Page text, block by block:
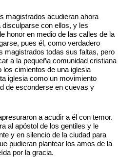
magistrados acudieran ahora
con ellos, y les
honor en medio de las calles de la
pues él, como verdadero
magistrados todas sus faltas, pero
a la pequeña comunidad cristiana
los cimientos de una iglesia
iglesia como un movimiento
de esconderse en cuevas y
a acudir a él con temor.
al apóstol de los gentiles y le
y en silencio de la ciudad para
pudieran plantear los amos de la
por la gracia.